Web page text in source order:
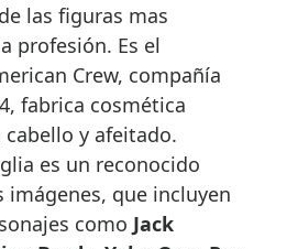
las figuras mas
profesión. Es el
Crew, compañía
fabrica cosmética
y afeitado.
es un reconocido
imágenes, que incluyen
como Jack